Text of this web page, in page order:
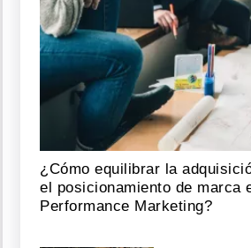
¿Cómo equilibrar la
el posicionamiento de marca
Performance Marketing?